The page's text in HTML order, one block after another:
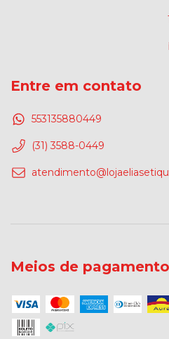
Entre em contato
553135880449
(31) 3588-0449
Meios de pagamento